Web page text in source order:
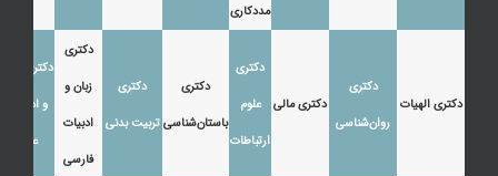
مددکاری
دکتری الهیات
دکتری
روان‌شناسی
دکتری مالی
دکتری
علوم
ارتباطات
دکتری
باستان‌شناسی
دکتری
تربیت بدنی
دکتری
زبان و
ادبیات
فارسی
دکتری زبان
و ادبیات
عرب